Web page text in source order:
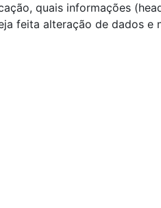
quais informações
feita alteração de dados e